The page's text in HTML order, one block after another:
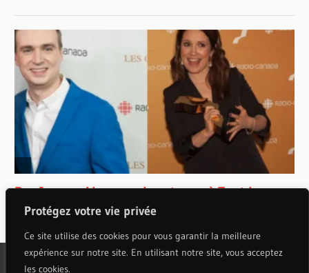
Protégez votre vie privée
Ce site utilise des cookies pour vous garantir la meilleure
expérience sur notre site. En utilisant notre site, vous acceptez
les cookies.